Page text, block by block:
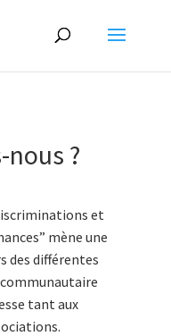
?
et
mène une
des différentes
tant aux